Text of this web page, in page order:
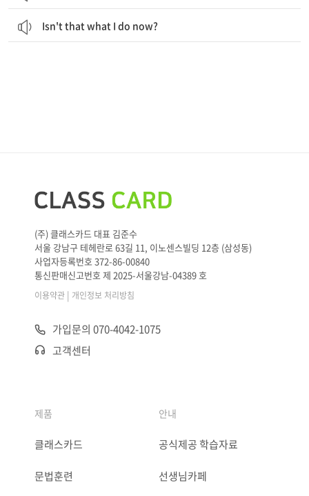
Isn't that what I do now?
(주) 클래스카드 대표 김준수
서울 강남구 테헤란로 63길 11, 이노센스빌딩 12층 (삼성동)
사업자등록번호 372-86-00840
통신판매신고번호 제 2025-서울강남-04389 호
이용약관 | 개인정보 처리방침
가입문의 070-4042-1075
고객센터
제품
클래스카드
문법훈련
안내
공식제공 학습자료
선생님카페